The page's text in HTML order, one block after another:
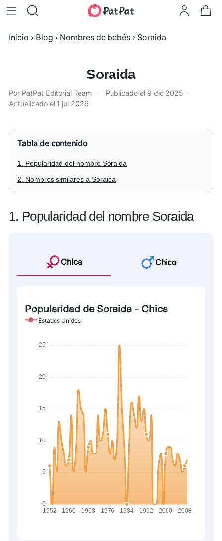
Inicio › Blog › Nombres de bebés › Soraida
Soraida
Por PatPat Editorial Team · Publicado el 9 dic 2025 ·
Actualizado el 1 jul 2026
Tabla de contenido
1. Popularidad del nombre Soraida
2. Nombres similares a Soraida
1. Popularidad del nombre Soraida
Chica Chico
Popularidad de Soraida - Chica
Estados Unidos